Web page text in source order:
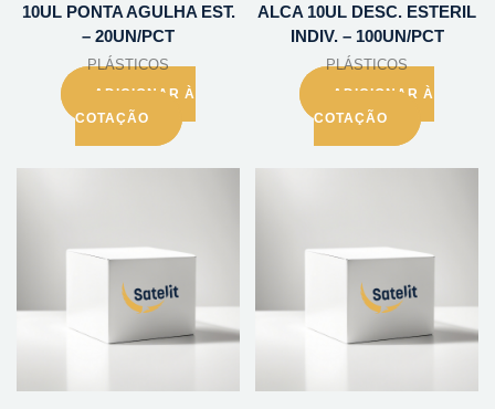
10UL PONTA AGULHA EST.
– 20UN/PCT
PLÁSTICOS
ADICIONAR À
COTAÇÃO
ALCA 10UL DESC. ESTERIL
INDIV. – 100UN/PCT
PLÁSTICOS
ADICIONAR À
COTAÇÃO